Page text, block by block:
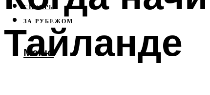
СИБИРЬ
ЗА РУБЕЖОМ
Меню
Тайланде